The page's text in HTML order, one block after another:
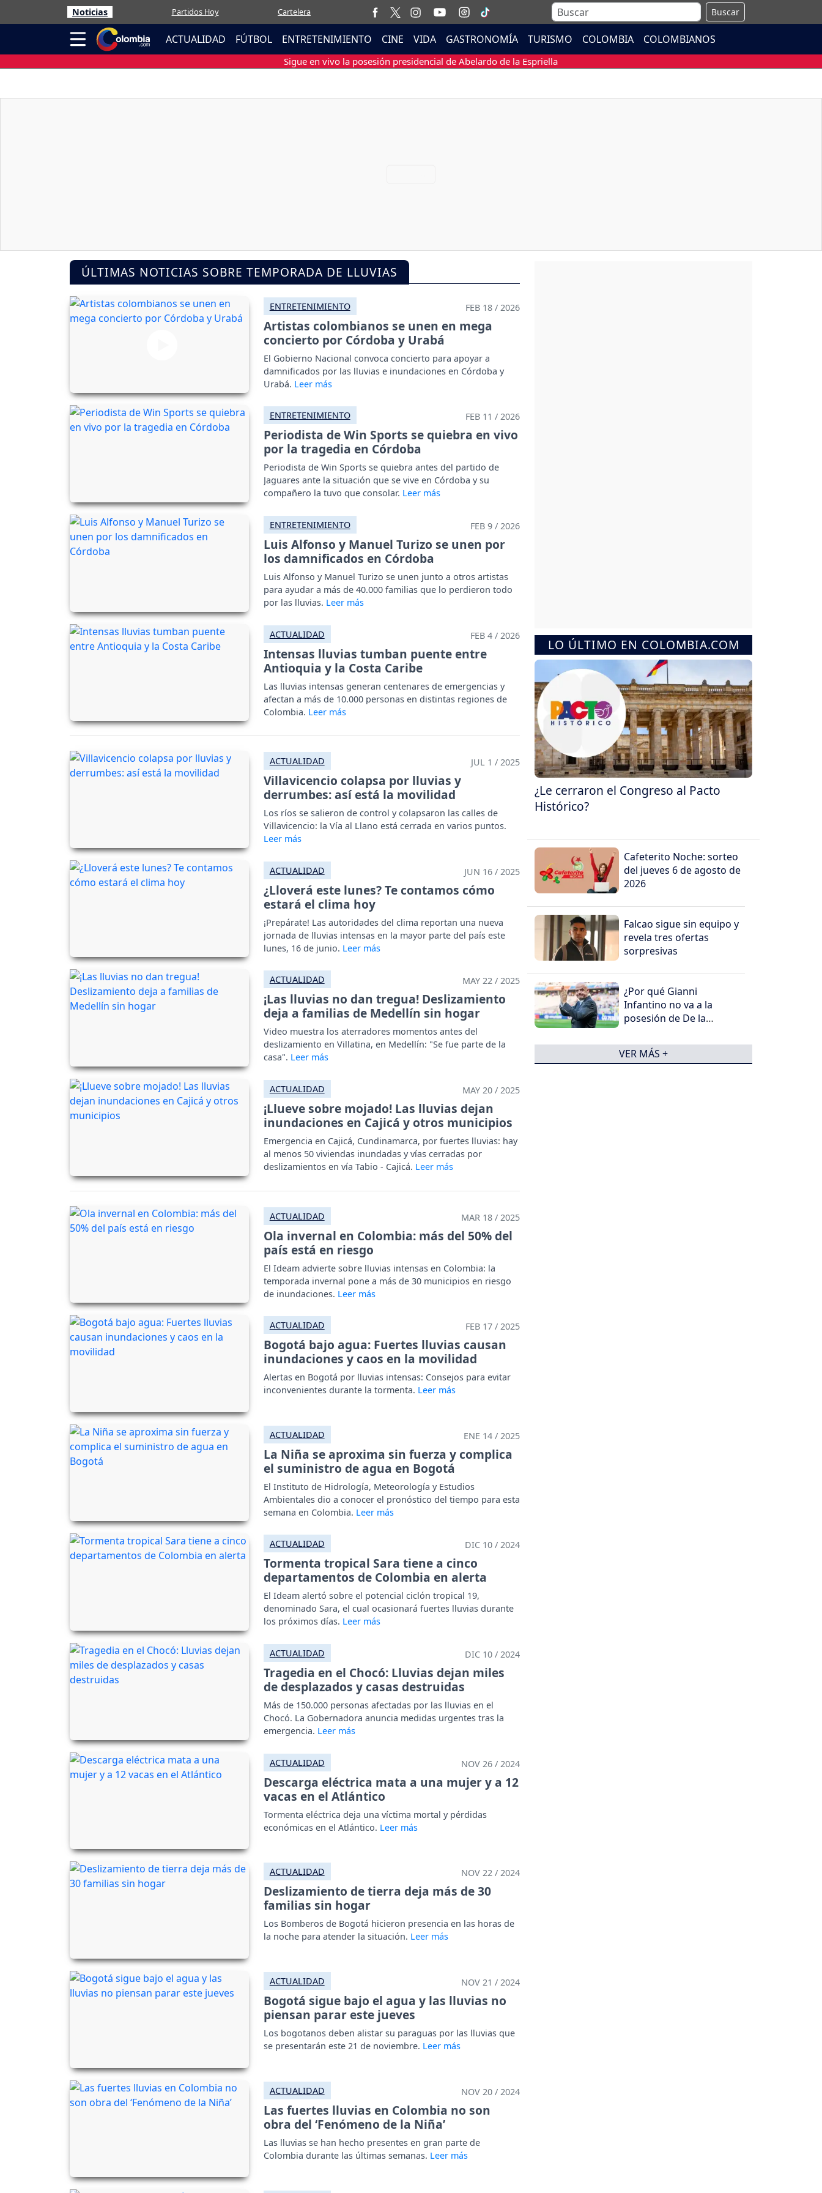
Noticias Partidos Hoy Cartelera Buscar
ACTUALIDAD FÚTBOL ENTRETENIMIENTO CINE VIDA GASTRONOMÍA TURISMO COLOMBIA COLOMBIANOS
Sigue en vivo la posesión presidencial de Abelardo de la Espriella
ÚLTIMAS NOTICIAS SOBRE TEMPORADA DE LLUVIAS
ENTRETENIMIENTO FEB 18 / 2026
Artistas colombianos se unen en mega
concierto por Córdoba y Urabá
El Gobierno Nacional convoca concierto para apoyar a
damnificados por las lluvias e inundaciones en Córdoba y
Urabá.
ENTRETENIMIENTO FEB 11 / 2026
Periodista de Win Sports se quiebra en vivo
por la tragedia en Córdoba
Periodista de Win Sports se quiebra antes del partido de
Jaguares ante la situación que se vive en Córdoba y su
compañero la tuvo que consolar.
ENTRETENIMIENTO FEB 9 / 2026
Luis Alfonso y Manuel Turizo se unen por
los damnificados en Córdoba
Luis Alfonso y Manuel Turizo se unen junto a otros artistas
para ayudar a más de 40.000 familias que lo perdieron todo
por las lluvias.
ACTUALIDAD FEB 4 / 2026
Intensas lluvias tumban puente entre
Antioquia y la Costa Caribe
Las lluvias intensas generan centenares de emergencias y
afectan a más de 10.000 personas en distintas regiones de
Colombia.
ACTUALIDAD JUL 1 / 2025
Villavicencio colapsa por lluvias y
derrumbes: así está la movilidad
Los ríos se salieron de control y colapsaron las calles de
Villavicencio: la Vía al Llano está cerrada en varios puntos.
ACTUALIDAD JUN 16 / 2025
¿Lloverá este lunes? Te contamos cómo
estará el clima hoy
¡Prepárate! Las autoridades del clima reportan una nueva
jornada de lluvias intensas en la mayor parte del país este
lunes, 16 de junio.
ACTUALIDAD MAY 22 / 2025
¡Las lluvias no dan tregua! Deslizamiento
deja a familias de Medellín sin hogar
Video muestra los aterradores momentos antes del
deslizamiento en Villatina, en Medellín: "Se fue parte de la
casa".
ACTUALIDAD MAY 20 / 2025
¡Llueve sobre mojado! Las lluvias dejan
inundaciones en Cajicá y otros municipios
Emergencia en Cajicá, Cundinamarca, por fuertes lluvias: hay
al menos 50 viviendas inundadas y vías cerradas por
deslizamientos en vía Tabio - Cajicá.
ACTUALIDAD MAR 18 / 2025
Ola invernal en Colombia: más del 50% del
país está en riesgo
El Ideam advierte sobre lluvias intensas en Colombia: la
temporada invernal pone a más de 30 municipios en riesgo
de inundaciones.
ACTUALIDAD FEB 17 / 2025
Bogotá bajo agua: Fuertes lluvias causan
inundaciones y caos en la movilidad
Alertas en Bogotá por lluvias intensas: Consejos para evitar
inconvenientes durante la tormenta.
ACTUALIDAD ENE 14 / 2025
La Niña se aproxima sin fuerza y complica
el suministro de agua en Bogotá
El Instituto de Hidrología, Meteorología y Estudios
Ambientales dio a conocer el pronóstico del tiempo para esta
semana en Colombia.
ACTUALIDAD DIC 10 / 2024
Tormenta tropical Sara tiene a cinco
departamentos de Colombia en alerta
El Ideam alertó sobre el potencial ciclón tropical 19,
denominado Sara, el cual ocasionará fuertes lluvias durante
los próximos días.
ACTUALIDAD DIC 10 / 2024
Tragedia en el Chocó: Lluvias dejan miles
de desplazados y casas destruidas
Más de 150.000 personas afectadas por las lluvias en el
Chocó. La Gobernadora anuncia medidas urgentes tras la
emergencia.
ACTUALIDAD NOV 26 / 2024
Descarga eléctrica mata a una mujer y a 12
vacas en el Atlántico
Tormenta eléctrica deja una víctima mortal y pérdidas
económicas en el Atlántico.
ACTUALIDAD NOV 22 / 2024
Deslizamiento de tierra deja más de 30
familias sin hogar
Los Bomberos de Bogotá hicieron presencia en las horas de
la noche para atender la situación.
ACTUALIDAD NOV 21 / 2024
Bogotá sigue bajo el agua y las lluvias no
piensan parar este jueves
Los bogotanos deben alistar su paraguas por las lluvias que
se presentarán este 21 de noviembre.
ACTUALIDAD NOV 20 / 2024
Las fuertes lluvias en Colombia no son
obra del ‘Fenómeno de la Niña’
Las lluvias se han hecho presentes en gran parte de
Colombia durante las últimas semanas.
LO ÚLTIMO EN COLOMBIA.COM
¿Le cerraron el Congreso al Pacto
Histórico?
Cafeterito Noche: sorteo
del jueves 6 de agosto de
2026
Falcao sigue sin equipo y
revela tres ofertas
sorpresivas
¿Por qué Gianni
Infantino no va a la
posesión de De la
VER MÁS +